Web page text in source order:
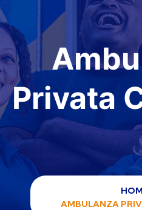
Privata
AMBULANZA